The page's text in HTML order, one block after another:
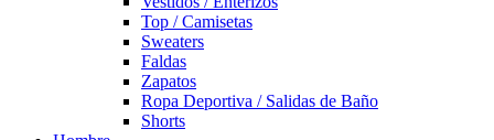
Top / Camisetas
Sweaters
Faldas
Zapatos
Ropa Deportiva / Salidas de Baño
Shorts